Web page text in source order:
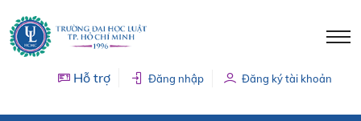
Hỗ trợ Đăng nhập Đăng ký tài khoản